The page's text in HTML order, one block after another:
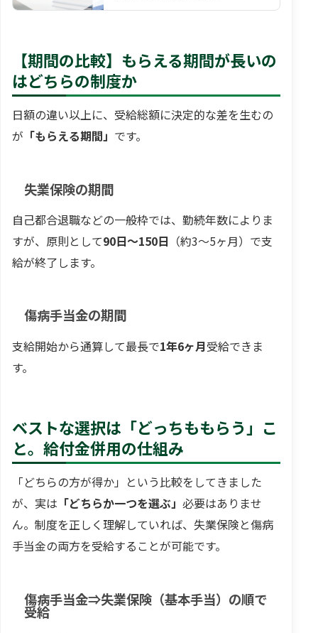
【期間の比較】もらえる期間が長いの
はどちらの制度か
日額の違い以上に、受給総額に決定的な差を生むの
が 「もらえる期間」 です。
失業保険の期間
自己都合退職などの一般枠では、勤続年数によりま
すが、原則として90日〜150日 （約3〜5ヶ月）で支
給が終了します。
傷病手当金の期間
支給開始から通算して最長で1年6ヶ月受給できま
す。
ベストな選択は「どっちももらう」こ
と。給付金併用の仕組み
「どちらの方が得か」という比較をしてきました
が、実は 「どちらか一つを選ぶ」 必要はありませ
ん。制度を正しく理解していれば、失業保険と傷病
手当金の両方を受給することが可能です。
傷病手当金⇒失業保険（基本手当）の順で
受給